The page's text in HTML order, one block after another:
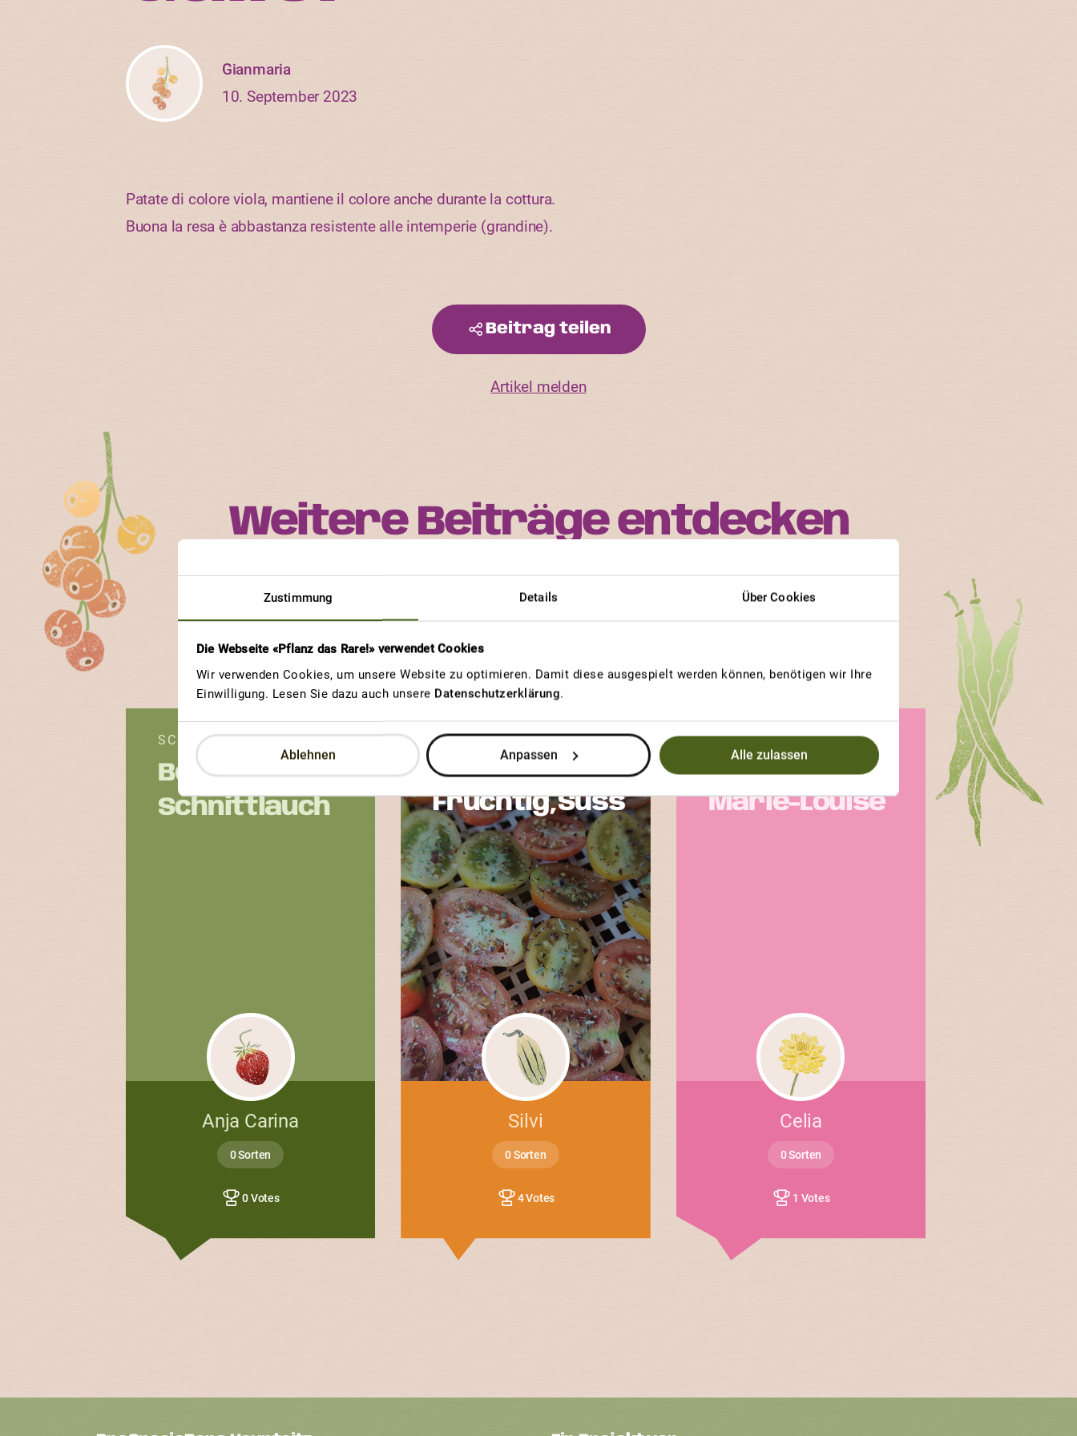
Zustimmung Details Über Cookies
Die Webseite «Pflanz das Rare!» verwendet Cookies
Wir verwenden Cookies, um unsere Website zu optimieren. Damit diese ausgespielt werden können, benötigen wir Ihre
Einwilligung. Lesen Sie dazu auch unsere Datenschutzerklärung.
Ablehnen Anpassen Alle zulassen
Gianmaria
10. September 2023
Patate di colore viola, mantiene il colore anche durante la cottura.
Buona la resa è abbastanza resistente alle intemperie (grandine).
Beitrag teilen
Artikel melden
Weitere Beiträge entdecken
Jede ProSpecieRara-Sorte ist einzigartig im Aussehen, im Geschmack und in ihren Bedürfnissen.
SCHNITTKNOBLAUCH DW
Besser als
Schnittlauch
Anja Carina
0 Sorten
0 Votes
GEWINNERBEITRAG
BASELBIETER RÖTELI
Fruchtig,Süss
Silvi
0 Sorten
4 Votes
GEWINNERBEITRAG
Marie-Louise
Celia
0 Sorten
1 Votes